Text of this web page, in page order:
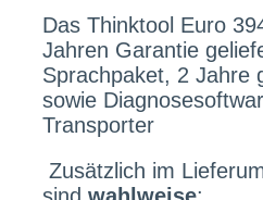
Das Thinktool Euro
Jahren Garantie
Sprachpaket, 2 Jahre
sowie
Transporter
Zusätzlich im